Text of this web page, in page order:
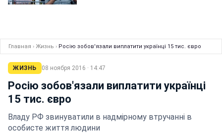
Главная › Жизнь › Росію зобов'язали виплатити українці 15 тис. євро
ЖИЗНЬ 08 ноября 2016 · 14:47
Росію зобов'язали виплатити українці
15 тис. євро
Владу РФ звинуватили в надмірному втручанні в
особисте життя людини